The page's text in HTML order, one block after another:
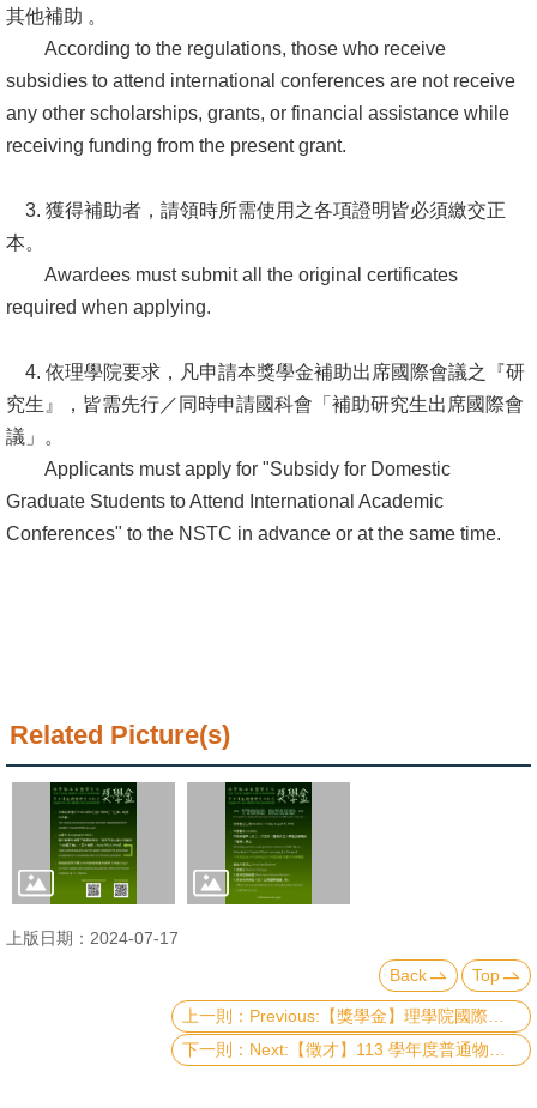
其他補助 。
According to the regulations, those who receive
subsidies to attend international conferences are not receive
any other scholarships, grants, or financial assistance while
receiving funding from the present grant.
3. 獲得補助者，請領時所需使用之各項證明皆必須繳交正
本。
Awardees must submit all the original certificates
required when applying.
4. 依理學院要求，凡申請本獎學金補助出席國際會議之『研
究生』，皆需先行／同時申請國科會「補助研究生出席國際會
議」。
Applicants must apply for "Subsidy for Domestic
Graduate Students to Attend International Academic
Conferences" to the NSTC in advance or at the same time.
Related Picture(s)
上版日期：2024-07-17
Back
Top
Previous:【獎學金】理學院國際交流獎學金《113年第三梯次》補助名單 List of recipients of CoS scholarship
Next:【徵才】113 學年度普通物理實驗中心徵用助教